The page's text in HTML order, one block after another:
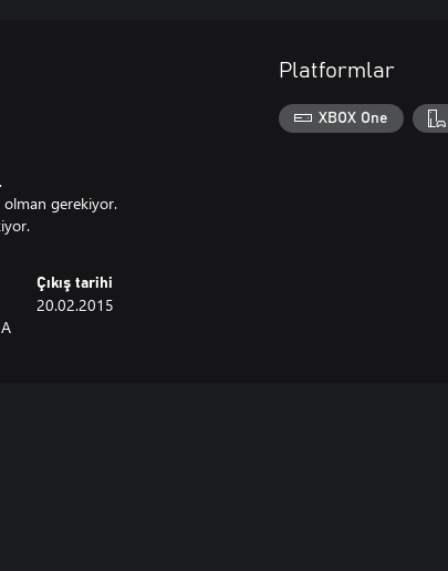
gerekiyor.
Çıkış tarihi
20.02.2015
Platformlar
XBOX One